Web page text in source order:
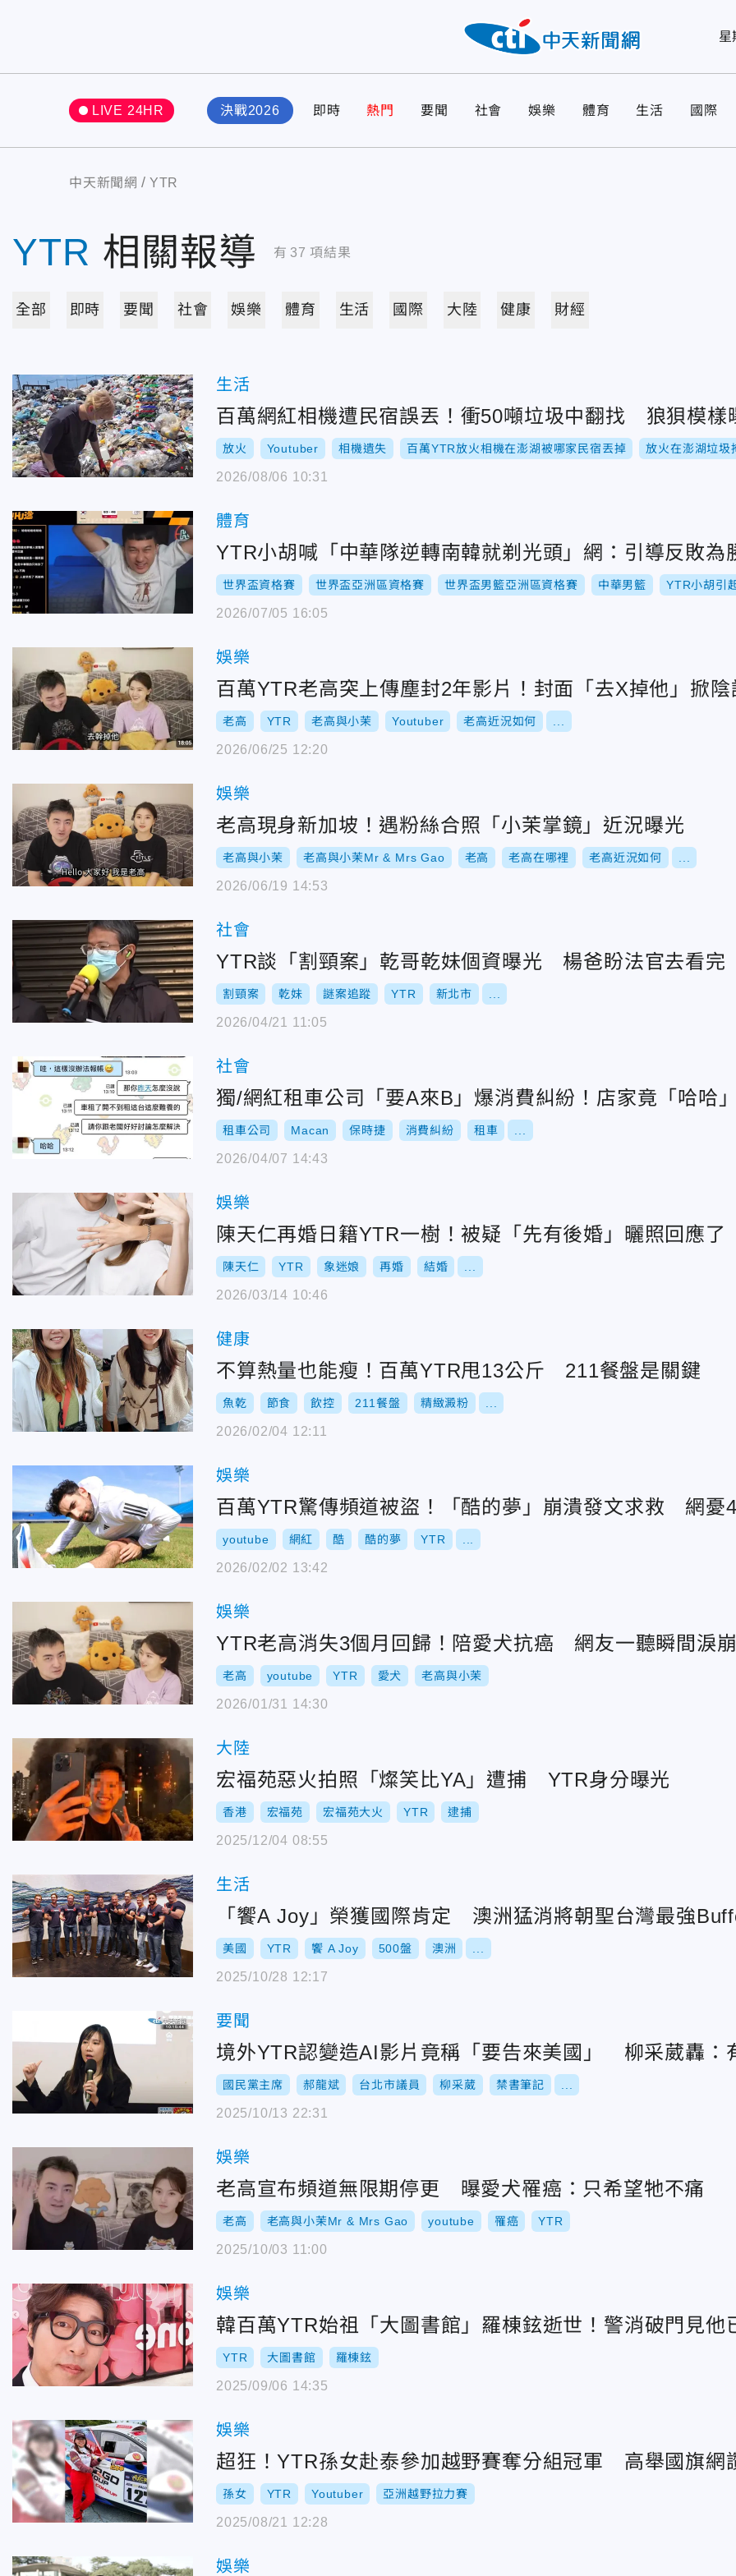
星
LIVE 24HR 決戰2026 即時 熱門 要聞 社會 娛樂 體育 生活 國際
中天新聞網 YTR
YTR 相關報導 有 37 項結果
全部 即時 要聞 社會 娛樂 體育 生活 國際 大陸 健康 財經
生活
百萬網紅相機遭民宿誤丟！衝50噸垃圾中翻找 狼狽模樣
放火 Youtuber 相機遺失 百萬YTR放火相機在澎湖被哪家民宿丟掉 放火在澎湖垃圾
2026/08/06 10:31
體育
YTR小胡喊「中華隊逆轉南韓就剃光頭」網：引導反敗為
世界盃資格賽 世界盃亞洲區資格賽 世界盃男籃亞洲區資格賽 中華男籃 YTR小胡引
2026/07/05 16:05
娛樂
百萬YTR老高突上傳塵封2年影片！封面「去X掉他」掀陰
老高 YTR 老高與小茉 Youtuber 老高近況如何
2026/06/25 12:20
娛樂
老高現身新加坡！遇粉絲合照「小茉掌鏡」近況曝光
老高與小茉 老高與小茉Mr & Mrs Gao 老高 老高在哪裡 老高近況如何
2026/06/19 14:53
社會
YTR談「割頸案」乾哥乾妹個資曝光 楊爸盼法官去看完
割頸案 乾妹 謎案追蹤 YTR 新北市
2026/04/21 11:05
社會
獨/網紅租車公司「要A來B」爆消費糾紛！店家竟「哈哈
租車公司 Macan 保時捷 消費糾紛 租車
2026/04/07 14:43
娛樂
陳天仁再婚日籍YTR一樹！被疑「先有後婚」曬照回應了
陳天仁 YTR 象迷娘 再婚 結婚
2026/03/14 10:46
健康
不算熱量也能瘦！百萬YTR甩13公斤 211餐盤是關鍵
魚乾 節食 飲控 211餐盤 精緻澱粉
2026/02/04 12:11
娛樂
百萬YTR驚傳頻道被盜！「酷的夢」崩潰發文求救 網憂
youtube 網紅 酷 酷的夢 YTR
2026/02/02 13:42
娛樂
YTR老高消失3個月回歸！陪愛犬抗癌 網友一聽瞬間淚崩
老高 youtube YTR 愛犬 老高與小茉
2026/01/31 14:30
大陸
宏福苑惡火拍照「燦笑比YA」遭捕 YTR身分曝光
香港 宏福苑 宏福苑大火 YTR 逮捕
2025/12/04 08:55
生活
「饗A Joy」榮獲國際肯定 澳洲猛消將朝聖台灣最強
美國 YTR 饗 A Joy 500盤 澳洲
2025/10/28 12:17
要聞
境外YTR認變造AI影片竟稱「要告來美國」 柳采葳轟：
國民黨主席 郝龍斌 台北市議員 柳采葳 禁書筆記
2025/10/13 22:31
娛樂
老高宣布頻道無限期停更 曝愛犬罹癌：只希望牠不痛
老高 老高與小茉Mr & Mrs Gao youtube 罹癌 YTR
2025/10/03 11:00
娛樂
韓百萬YTR始祖「大圖書館」羅棟鉉逝世！警消破門見他
YTR 大圖書館 羅棟鉉
2025/09/06 14:35
娛樂
超狂！YTR孫女赴泰參加越野賽奪分組冠軍 高舉國旗網
孫女 YTR Youtuber 亞洲越野拉力賽
2025/08/21 12:28
娛樂